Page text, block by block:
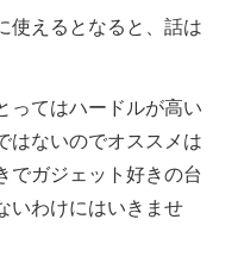
使えるとなると、話は
ってはハードルが高い
はないのでオススメは
でガジェット好きの台
いわけにはいきませ